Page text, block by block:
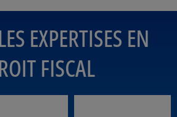
EXPERTISES EN
FISCAL